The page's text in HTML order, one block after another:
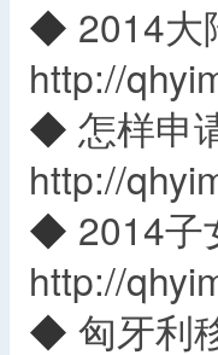
◆ 2014大
http://
◆ 怎样申
http://
◆ 2014子
http://
◆ 匈牙利